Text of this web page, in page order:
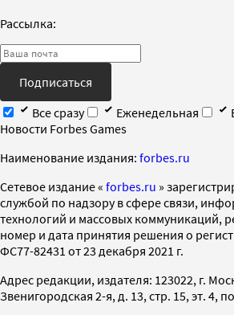
Рассылка:
Подписаться
Все сразу
Еженедельная
Новости Forbes Games
Наименование издания: forbes.ru
Cетевое издание « forbes.ru »
службой по надзору в сфере связи,
технологий и массовых коммуникаций,
номер и дата принятия решения о
ФС77-82431 от 23 декабря 2021 г.
Адрес редакции, издателя: 123022, г.
Звенигородская 2-я, д. 13, стр. 15, эт. 4,